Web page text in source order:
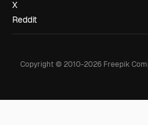
X
Reddit
Copyright © 2010-2026Freepik